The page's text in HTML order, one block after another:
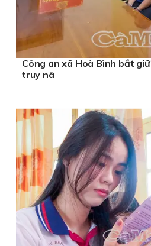
Công an xã Hoà Bình bắt
truy nã